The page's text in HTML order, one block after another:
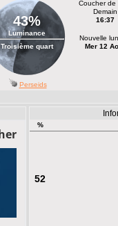
43%
Luminance
Troisième quart
Coucher de
Demain
16:37
Nouvelle
Mer 12
Perseids
%
52